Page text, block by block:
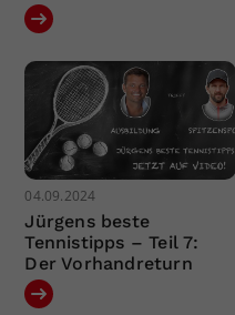
04.09.2024
Jürgens beste
Tennistipps – Teil 7:
Der Vorhandreturn